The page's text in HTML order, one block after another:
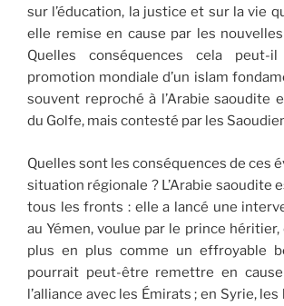
sur l’éducation, la justice et sur la vie
elle remise en cause par les
Quelles conséquences cela
promotion mondiale d’un islam
souvent reproché à l’Arabie saoudite
du Golfe, mais contesté par les
Quelles sont les conséquences de ces
situation régionale ? L’Arabie saoudite
tous les fronts : elle a lancé une
au Yémen, voulue par le prince héritier,
plus en plus comme un effroyable
pourrait peut-être remettre en
l’alliance avec les Émirats ; en Syrie,